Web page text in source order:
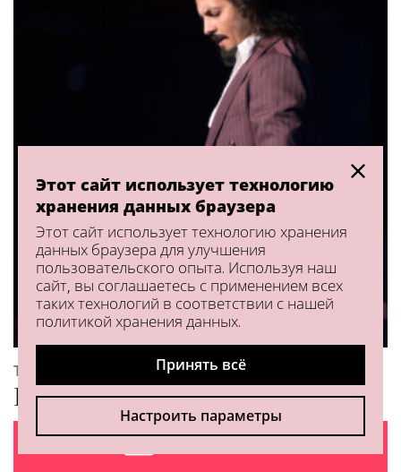
ТАНЦОР ФЛАМЕНКО
Farruquito
Этот сайт использует технологию
хранения данных браузера
Этот сайт использует технологию хранения
данных браузера для улучшения
пользовательского опыта. Используя наш
сайт, вы соглашаетесь с применением всех
таких технологий в соответствии с нашей
политикой хранения данных.
Принять всё
Настроить параметры